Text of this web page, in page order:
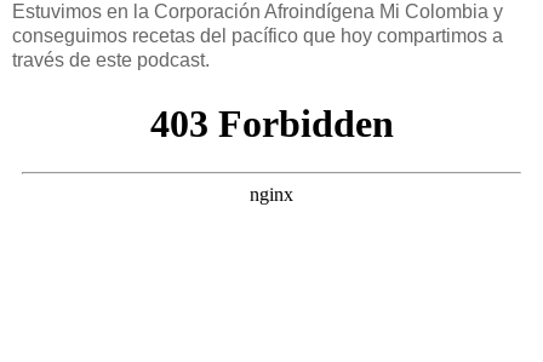
Estuvimos en la Corporación Afroindígena Mi Colombia y
conseguimos recetas del pacífico que hoy compartimos a
través de este podcast.